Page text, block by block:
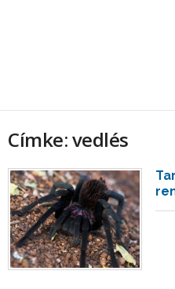
Címke: vedlés